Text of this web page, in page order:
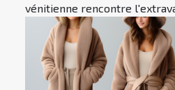
vénitienne rencontre